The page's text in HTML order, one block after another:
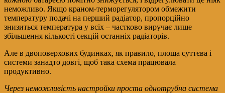
неможливо. Якщо краном-терморегулятором обмежити
температуру подачі на перший радіатор, пропорційно
знизиться температура у всіх – частково виручає лише
збільшення кількості секцій останніх радіаторів.
Але в двоповерхових будинках, як правило, площа суттєва і
системи занадто довгі, щоб така схема працювала
продуктивно.
Через неможливість настройки проста однотрубна система